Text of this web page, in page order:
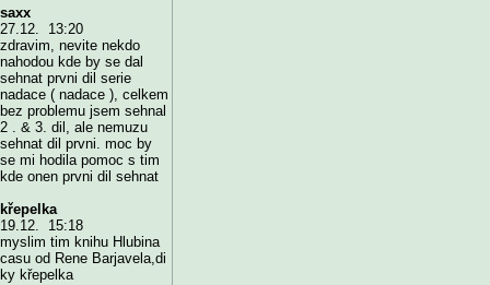
saxx
27.12. 13:20
zdravim, nevite nekdo
nahodou kde by se dal
sehnat prvni dil serie
nadace ( nadace ), celkem
bez problemu jsem sehnal
2 . & 3. dil, ale nemuzu
sehnat dil prvni. moc by
se mi hodila pomoc s tim
kde onen prvni dil sehnat
křepelka
19.12. 15:18
myslim tim knihu Hlubina
casu od Rene Barjavela,di
ky křepelka